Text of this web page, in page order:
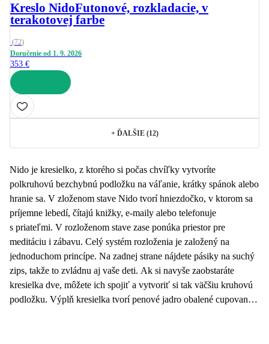
Kreslo NidoFutonové, rozkladacie, v
terakotovej farbe
(72)
Doručenie od 1. 9. 2026
353 €
DO KOŠÍKA
+ ĎALŠIE (12)
Nido je kresielko, z ktorého si počas chvíľky vytvoríte
polkruhovú bezchybnú podložku na váľanie, krátky spánok alebo
hranie sa. V zloženom stave Nido tvorí hniezdočko, v ktorom sa
príjemne lebedí, čítajú knižky, e-maily alebo telefonuje
s priateľmi. V rozloženom stave zase ponúka priestor pre
meditáciu i zábavu. Celý systém rozloženia je založený na
jednoduchom princípe. Na zadnej strane nájdete pásiky na suchý
zips, takže to zvládnu aj vaše deti. Ak si navyše zaobstaráte
kresielka dve, môžete ich spojiť a vytvoriť si tak väčšiu kruhovú
podložku. Výplň kresielka tvorí penové jadro obalené cupovanou